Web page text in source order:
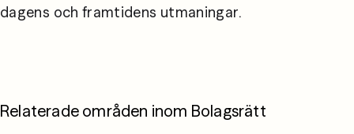
dagens och framtidens utmaningar.
Relaterade områden inom Bolagsrätt